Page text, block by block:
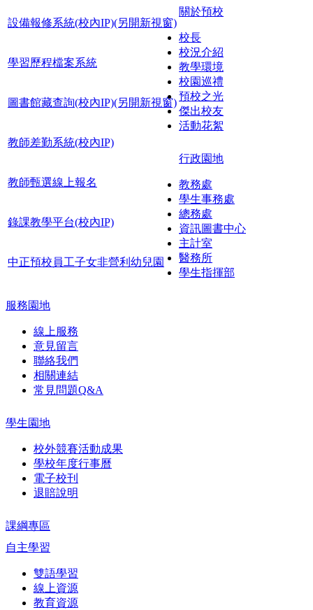
設備報修系統(校內IP)(另開新視窗)
學習歷程檔案系統
圖書館藏查詢(校內IP)(另開新視窗)
教師差勤系統(校內IP)
教師甄選線上報名
錄課教學平台(校內IP)
中正預校員工子女非營利幼兒園
關於預校
校長
校況介紹
教學環境
校園巡禮
預校之光
傑出校友
活動花絮
行政園地
教務處
學生事務處
總務處
資訊圖書中心
主計室
醫務所
學生指揮部
服務園地
線上服務
意見留言
聯絡我們
相關連結
常見問題Q&A
學生園地
校外競賽活動成果
學校年度行事曆
電子校刊
退賠說明
課綱專區
自主學習
雙語學習
線上資源
教育資源